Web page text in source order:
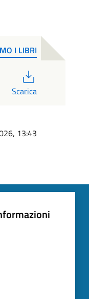
I LIBRI
Scarica
13:43